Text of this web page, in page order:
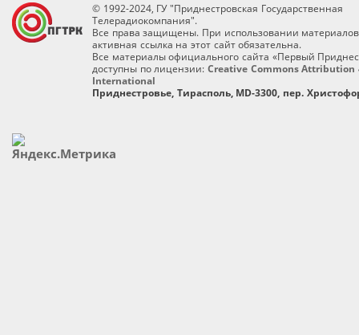
© 1992-2024, ГУ "Приднестровская Государственная
Телерадиокомпания".
Все права защищены. При использовании
активная ссылка на этот сайт обязательна.
Все материалы официального сайта «Первый
доступны по лицензии: Creative Commons Attribution
International
Приднестровье, Тирасполь, MD-3300, пер.